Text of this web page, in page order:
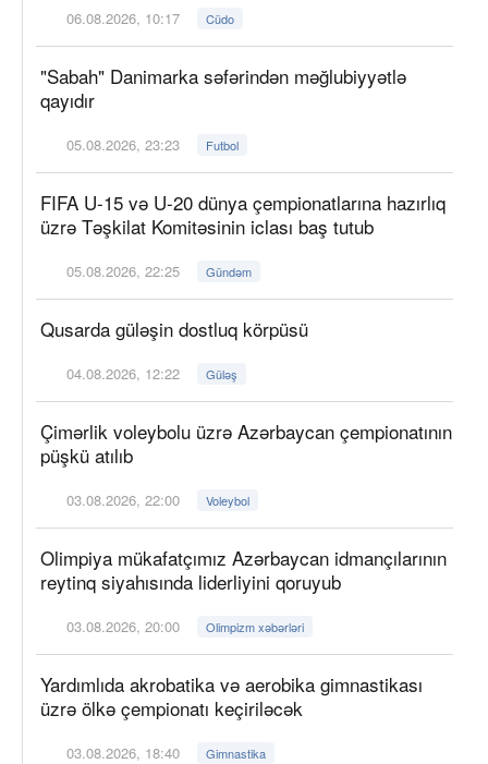
06.08.2026, 10:17 Cüdo
"Sabah" Danimarka səfərindən məğlubiyyətlə
qayıdır
05.08.2026, 23:23 Futbol
FIFA U-15 və U-20 dünya çempionatlarına hazırlıq
üzrə Təşkilat Komitəsinin iclası baş tutub
05.08.2026, 22:25 Gündəm
Qusarda güləşin dostluq körpüsü
04.08.2026, 12:22 Güləş
Çimərlik voleybolu üzrə Azərbaycan çempionatının
püşkü atılıb
03.08.2026, 22:00 Voleybol
Olimpiya mükafatçımız Azərbaycan idmançılarının
reytinq siyahısında liderliyini qoruyub
03.08.2026, 20:00 Olimpizm xəbərləri
Yardımlıda akrobatika və aerobika gimnastikası
üzrə ölkə çempionatı keçiriləcək
03.08.2026, 18:40 Gimnastika